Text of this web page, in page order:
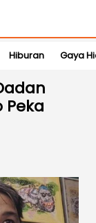
Hiburan Gaya
Peka